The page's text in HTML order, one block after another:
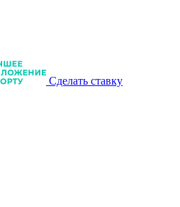
Сделать ставку